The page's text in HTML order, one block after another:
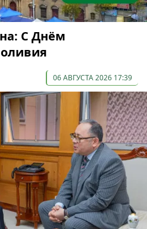
С Днём
06 АВГУСТА 2026 17:39